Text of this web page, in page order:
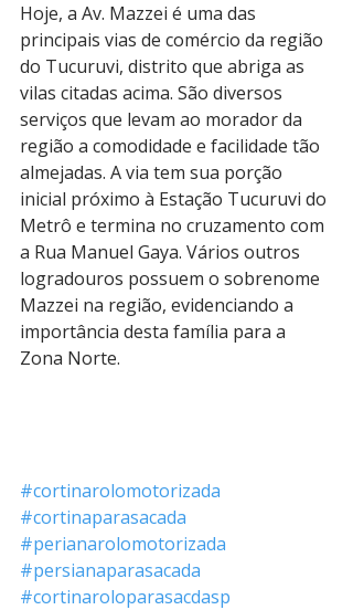
Hoje, a Av. Mazzei é uma das
principais vias de comércio da região
do Tucuruvi, distrito que abriga as
vilas citadas acima. São diversos
serviços que levam ao morador da
região a comodidade e facilidade tão
almejadas. A via tem sua porção
inicial próximo à Estação Tucuruvi do
Metrô e termina no cruzamento com
a Rua Manuel Gaya. Vários outros
logradouros possuem o sobrenome
Mazzei na região, evidenciando a
importância desta família para a
Zona Norte.
#cortinarolomotorizada
#cortinaparasacada
#perianarolomotorizada
#persianaparasacada
#cortinaroloparasacdasp